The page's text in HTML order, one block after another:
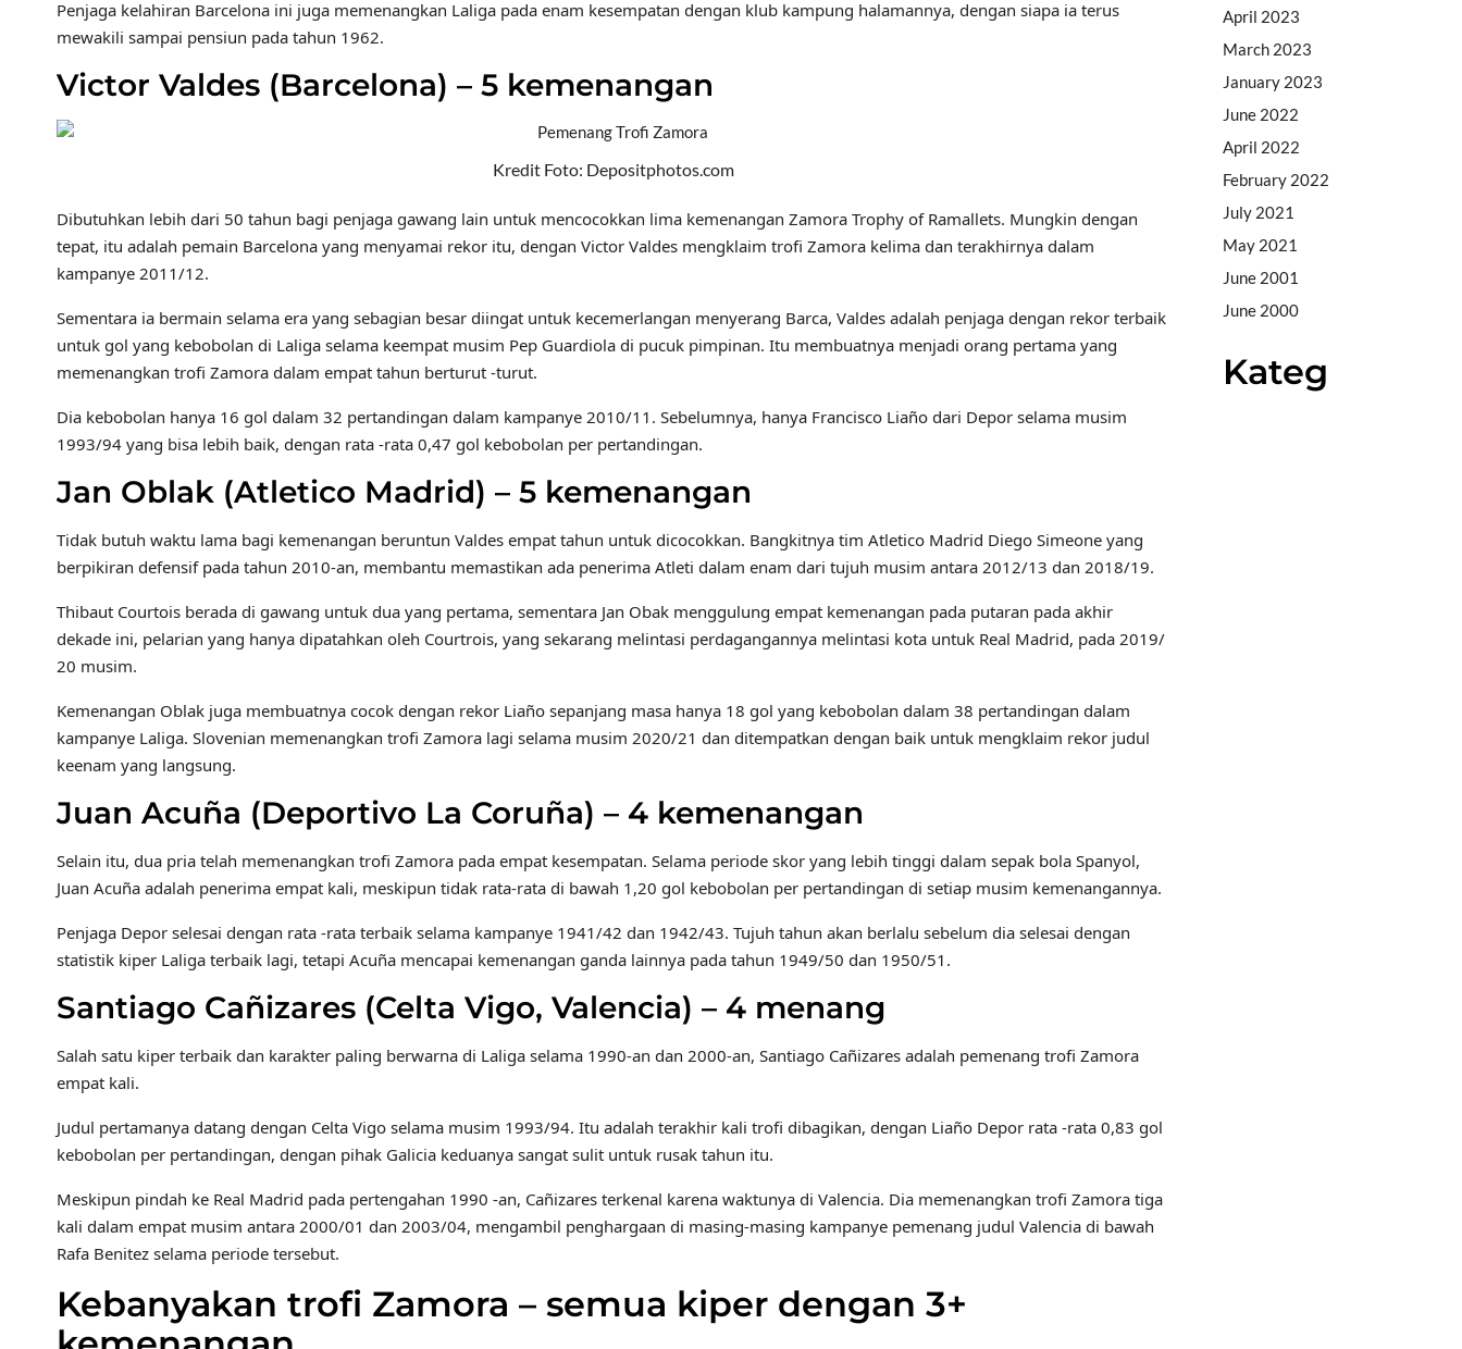
Penjaga kelahiran Barcelona ini juga memenangkan Laliga pada enam kesempatan dengan klub kampung halamannya, dengan siapa ia terus
mewakili sampai pensiun pada tahun 1962.
Victor Valdes (Barcelona) – 5 kemenangan
Kredit Foto: Depositphotos.com
Dibutuhkan lebih dari 50 tahun bagi penjaga gawang lain untuk mencocokkan lima kemenangan Zamora Trophy of Ramallets. Mungkin dengan
tepat, itu adalah pemain Barcelona yang menyamai rekor itu, dengan Victor Valdes mengklaim trofi Zamora kelima dan terakhirnya dalam
kampanye 2011/12.
Sementara ia bermain selama era yang sebagian besar diingat untuk kecemerlangan menyerang Barca, Valdes adalah penjaga dengan rekor terbaik
untuk gol yang kebobolan di Laliga selama keempat musim Pep Guardiola di pucuk pimpinan. Itu membuatnya menjadi orang pertama yang
memenangkan trofi Zamora dalam empat tahun berturut -turut.
Dia kebobolan hanya 16 gol dalam 32 pertandingan dalam kampanye 2010/11. Sebelumnya, hanya Francisco Liaño dari Depor selama musim
1993/94 yang bisa lebih baik, dengan rata -rata 0,47 gol kebobolan per pertandingan.
Jan Oblak (Atletico Madrid) – 5 kemenangan
Tidak butuh waktu lama bagi kemenangan beruntun Valdes empat tahun untuk dicocokkan. Bangkitnya tim Atletico Madrid Diego Simeone yang
berpikiran defensif pada tahun 2010-an, membantu memastikan ada penerima Atleti dalam enam dari tujuh musim antara 2012/13 dan 2018/19.
Thibaut Courtois berada di gawang untuk dua yang pertama, sementara Jan Obak menggulung empat kemenangan pada putaran pada akhir
dekade ini, pelarian yang hanya dipatahkan oleh Courtrois, yang sekarang melintasi perdagangannya melintasi kota untuk Real Madrid, pada 2019/
20 musim.
Kemenangan Oblak juga membuatnya cocok dengan rekor Liaño sepanjang masa hanya 18 gol yang kebobolan dalam 38 pertandingan dalam
kampanye Laliga. Slovenian memenangkan trofi Zamora lagi selama musim 2020/21 dan ditempatkan dengan baik untuk mengklaim rekor judul
keenam yang langsung.
Juan Acuña (Deportivo La Coruña) – 4 kemenangan
Selain itu, dua pria telah memenangkan trofi Zamora pada empat kesempatan. Selama periode skor yang lebih tinggi dalam sepak bola Spanyol,
Juan Acuña adalah penerima empat kali, meskipun tidak rata-rata di bawah 1,20 gol kebobolan per pertandingan di setiap musim kemenangannya.
Penjaga Depor selesai dengan rata -rata terbaik selama kampanye 1941/42 dan 1942/43. Tujuh tahun akan berlalu sebelum dia selesai dengan
statistik kiper Laliga terbaik lagi, tetapi Acuña mencapai kemenangan ganda lainnya pada tahun 1949/50 dan 1950/51.
Santiago Cañizares (Celta Vigo, Valencia) – 4 menang
Salah satu kiper terbaik dan karakter paling berwarna di Laliga selama 1990-an dan 2000-an, Santiago Cañizares adalah pemenang trofi Zamora
empat kali.
Judul pertamanya datang dengan Celta Vigo selama musim 1993/94. Itu adalah terakhir kali trofi dibagikan, dengan Liaño Depor rata -rata 0,83 gol
kebobolan per pertandingan, dengan pihak Galicia keduanya sangat sulit untuk rusak tahun itu.
Meskipun pindah ke Real Madrid pada pertengahan 1990 -an, Cañizares terkenal karena waktunya di Valencia. Dia memenangkan trofi Zamora tiga
kali dalam empat musim antara 2000/01 dan 2003/04, mengambil penghargaan di masing-masing kampanye pemenang judul Valencia di bawah
Rafa Benitez selama periode tersebut.
Kebanyakan trofi Zamora – semua kiper dengan 3+
April 2023
March 2023
January 2023
June 2022
April 2022
February 2022
July 2021
May 2021
June 2001
June 2000
Kateg